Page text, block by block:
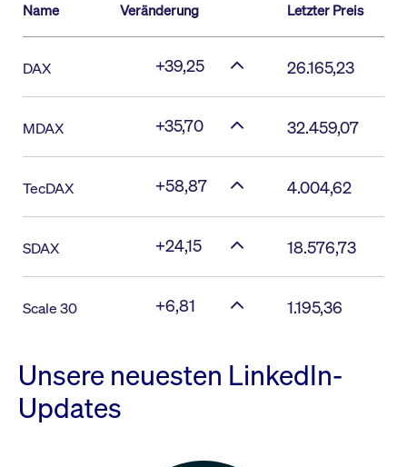
Name Veränderung Letzter Preis
DAX +39,25 26.165,23
MDAX +35,70 32.459,07
TecDAX +58,87 4.004,62
SDAX +24,15 18.576,73
Scale 30 +6,81 1.195,36
Unsere neuesten LinkedIn-
Updates